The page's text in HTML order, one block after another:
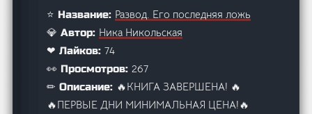
⭐ Название: Развод. Его последняя ложь
💎 Автор: Ника Никольская
❤ Лайков:74
👀 Просмотров:267
✏ Описание: 🔥КНИГА ЗАВЕРШЕНА! 🔥
🔥ПЕРВЫЕ ДНИ МИНИМАЛЬНАЯ ЦЕНА!🔥